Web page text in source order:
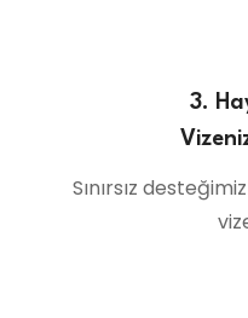
3.
Sınırsız